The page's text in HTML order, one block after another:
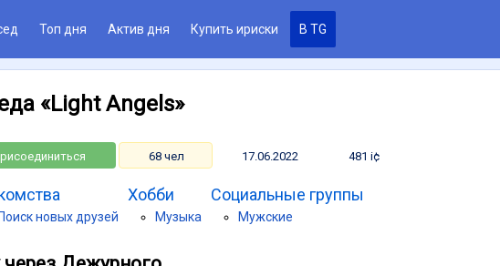
Топ дня Актив дня Купить ириски В TG
«Light Angels»
68 чел 17.06.2022 481 i¢
Поиск новых друзей
Хобби
Музыка
Социальные группы
Мужские